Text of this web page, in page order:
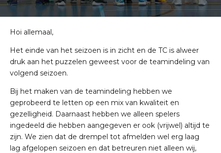
Hoi allemaal,
Het einde van het seizoen is in zicht en de TC is alweer
druk aan het puzzelen geweest voor de teamindeling van
volgend seizoen.
Bij het maken van de teamindeling hebben we
geprobeerd te letten op een mix van kwaliteit en
gezelligheid. Daarnaast hebben we alleen spelers
ingedeeld die hebben aangegeven er ook (vrijwel) altijd te
zijn. We zien dat de drempel tot afmelden wel erg laag
lag afgelopen seizoen en dat betreuren niet alleen wij,